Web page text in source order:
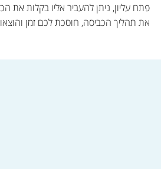
פתח עליון, ניתן להעביר אליו בקלות את
את תהליך הכביסה, חוסכת לכם זמן